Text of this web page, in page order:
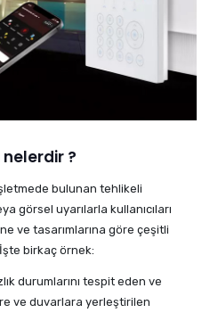
?
bulunan tehlikeli
görsel uyarılarla kullanıcıları
ve tasarımlarına göre çeşitli
birkaç örnek:
durumlarını tespit eden ve
ve duvarlara yerleştirilen